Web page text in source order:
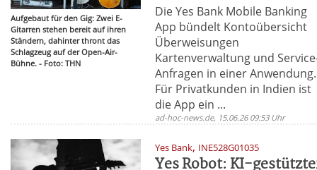
Aufgebaut für den Gig: Zwei E-
Gitarren stehen bereit auf ihren
Ständern, dahinter thront das
Schlagzeug auf der Open-Air-
Bühne. - Foto: THN
Die Yes Bank Mobile Banking
App bündelt Kontoübersicht
Überweisungen
Kartenverwaltung und
Anfragen in einer Anwendung.
Für Privatkunden in Indien ist
die App ein ...
ad-hoc-news.de, 15.06.26 09:53 Uhr
Yes Bank, INE528G01035
Yes Robot: KI-